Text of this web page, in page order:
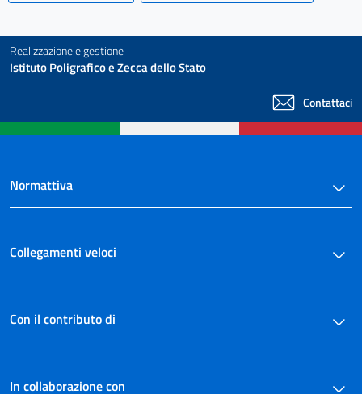
Realizzazione e gestione
Istituto Poligrafico e Zecca dello Stato
Contattaci
Normattiva
Collegamenti veloci
Con il contributo di
In collaborazione con